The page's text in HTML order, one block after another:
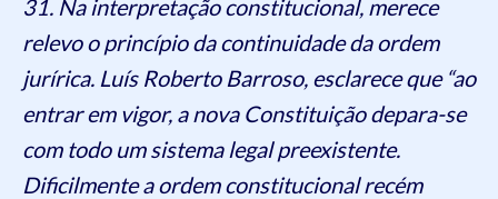
31. Na interpretação constitucional, merece
relevo o princípio da continuidade da ordem
jurírica. Luís Roberto Barroso, esclarece que “ao
entrar em vigor, a nova Constituição depara-se
com todo um sistema legal preexistente.
Dificilmente a ordem constitucional recém